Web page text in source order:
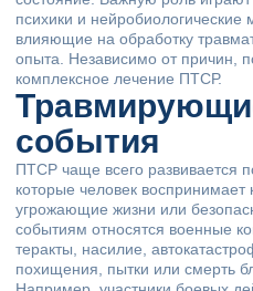
психики и нейробиологические
влияющие на обработку
опыта. Независимо от причин,
комплексное лечение ПТСР.
события
ПТСР чаще всего развивается
которые человек воспринимает
угрожающие жизни или
событиям относятся военные
теракты, насилие,
похищения, пытки или смерть